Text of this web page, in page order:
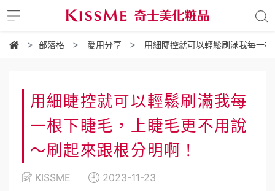
部落格 愛用分享 用細睫控就可以輕鬆刷滿我每一
用細睫控就可以輕鬆刷滿我每
一根下睫毛，上睫毛更不用說
～刷起來跟根分明啊！
KISSME 2023-11-23